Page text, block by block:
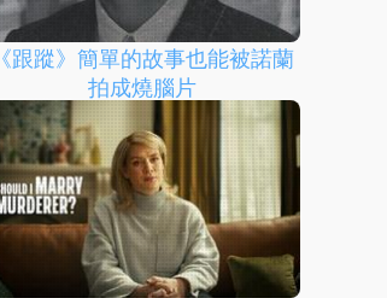
《跟蹤》簡單的故事也能被諾蘭
拍成燒腦片